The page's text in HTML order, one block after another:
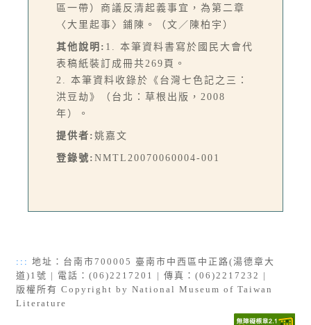
區一帶）商議反清起義事宜，為第二章
〈大里起事〉鋪陳。（文／陳柏宇）
其他說明: 1. 本筆資料書寫於國民大會代
表稿紙裝訂成冊共269頁。
2. 本筆資料收錄於《台灣七色記之三：
洪豆劫》（台北：草根出版，2008
年）。
提供者: 姚嘉文
登錄號: NMTL20070060004-001
::: 地址：台南市700005 臺南市中西區中正路(湯德章大
道)1號 | 電話：(06)2217201 | 傳真：(06)2217232 |
版權所有 Copyright by National Museum of Taiwan
Literature